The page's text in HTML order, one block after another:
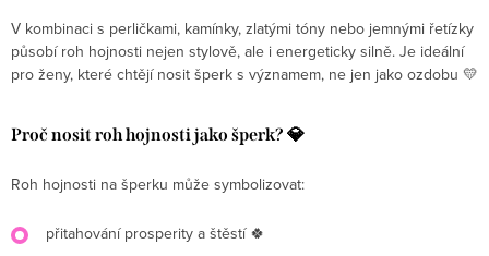
V kombinaci s perličkami, kamínky, zlatými tóny nebo jemnými řetízky
působí roh hojnosti nejen stylově, ale i energeticky silně. Je ideální
pro ženy, které chtějí nosit šperk s významem, ne jen jako ozdobu 💛
Proč nosit roh hojnosti jako šperk? 💎
Roh hojnosti na šperku může symbolizovat:
přitahování prosperity a štěstí 🍀